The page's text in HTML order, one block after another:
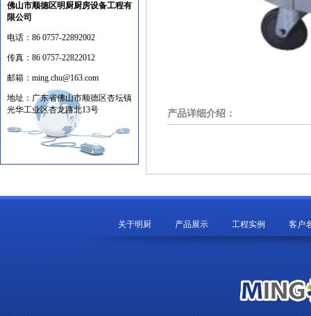
佛山市顺德区明厨厨房设备工程有
限公司
电话： 86 0757-22892002
传真： 86 0757-22822012
邮箱： ming.chu@163.com
地址： 广东省佛山市顺德区杏坛镇
光华工业区杏龙路北13号
产品详细介绍：
关于明厨 产品展示 工程实例 客户